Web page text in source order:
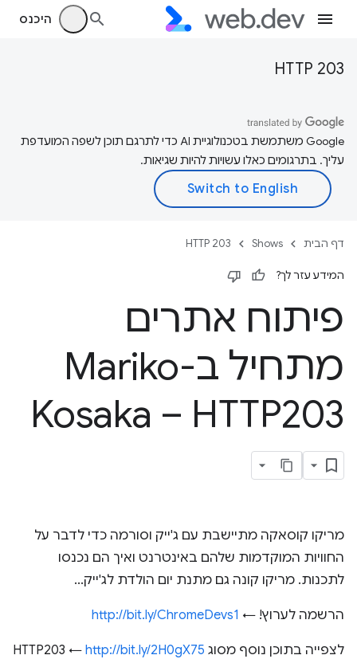
היכנס
HTTP 203
‫Google משתמשת בטכנולוגיית AI כדי לתרגם תוכן לשפה המועדפת
עליך. בתרגומים כאלו עשויות להיות שגיאות.
דף הבית Shows
HTTP 203
המידע עזר לך?
פיתוח אתרים
מתחיל ב-Mariko
Kosaka – HTTP203
מריקו קוסאקה מתיישבת עם ג'ייק וסורמה כדי לדבר על
החוויות המוקדמות שלהם באינטרנט ואיך הם נכנסו
לתכנות. מריקו קונה גם מתנת יום הולדת לג'ייק...
הרשמה לערוץ! ← http://bit.ly/ChromeDevs1
לצפייה בתוכן נוסף מסוג HTTP203 ← http://bit.ly/2H0gX75